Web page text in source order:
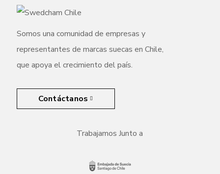
Somos una comunidad de empresas y
representantes de marcas suecas en Chile,
que apoya el crecimiento del país.
Contáctanos
Trabajamos Junto a